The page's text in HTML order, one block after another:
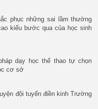
phục những sai lầm thường
kiểu bước qua của học sinh
dạy học thể thao tự chọn
cơ sở
đội tuyển điền kinh Trường